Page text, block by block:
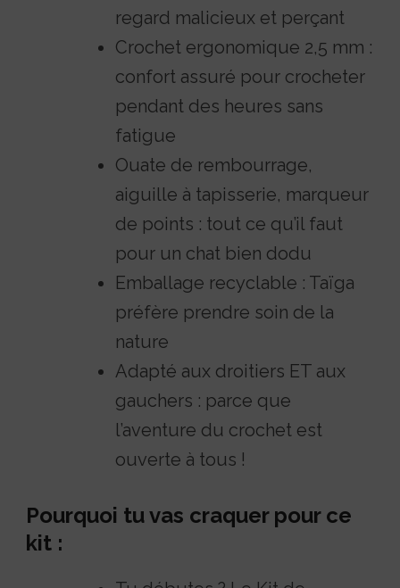
regard malicieux et perçant
Crochet ergonomique 2,5 mm :
confort assuré pour crocheter
pendant des heures sans
fatigue
Ouate de rembourrage,
aiguille à tapisserie, marqueur
de points : tout ce qu’il faut
pour un chat bien dodu
Emballage recyclable : Taïga
préfère prendre soin de la
nature
Adapté aux droitiers ET aux
gauchers : parce que
l’aventure du crochet est
ouverte à tous !
Pourquoi tu vas craquer pour ce
kit :